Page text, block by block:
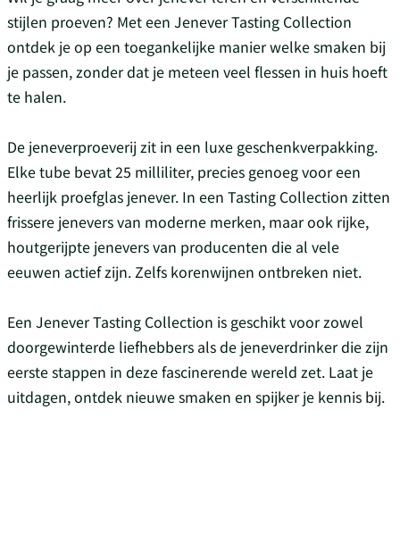
stijlen proeven? Met een Jenever Tasting Collection
ontdek je op een toegankelijke manier welke smaken bij
je passen, zonder dat je meteen veel flessen in huis hoeft
te halen.
De jeneverproeverij zit in een luxe geschenkverpakking.
Elke tube bevat 25 milliliter, precies genoeg voor een
heerlijk proefglas jenever. In een Tasting Collection zitten
frissere jenevers van moderne merken, maar ook rijke,
houtgerijpte jenevers van producenten die al vele
eeuwen actief zijn. Zelfs korenwijnen ontbreken niet.
Een Jenever Tasting Collection is geschikt voor zowel
doorgewinterde liefhebbers als de jeneverdrinker die zijn
eerste stappen in deze fascinerende wereld zet. Laat je
uitdagen, ontdek nieuwe smaken en spijker je kennis bij.